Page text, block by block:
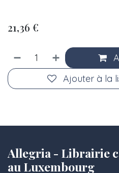
21,36 €
Ajouter à la
Allegria - Librairie
au Luxembourg